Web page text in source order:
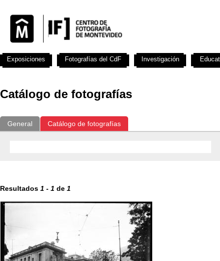
Catálogo de fotografías
General Catálogo de fotografías
Resultados 1 - 1 de 1
Exposiciones Fotografías del CdF Investigación